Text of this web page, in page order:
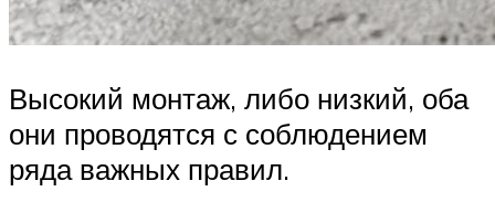
Высокий монтаж, либо низкий, оба
они проводятся с соблюдением
ряда важных правил.